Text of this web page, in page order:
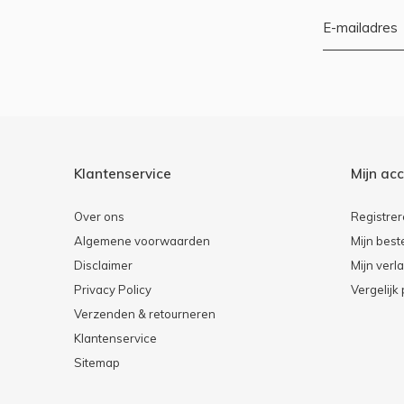
Klantenservice
Over ons
Algemene voorwaarden
Disclaimer
Privacy Policy
Verzenden & retourneren
Klantenservice
Sitemap
Mijn
Mijn
Mijn
Vergelijk